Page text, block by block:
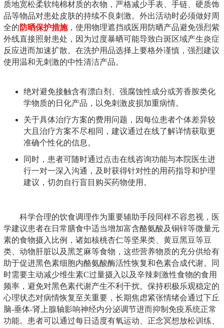
质地宽松柔软纯棉材质的衣物，严格减少手表、手链、硬质饰
品等物品对患处皮肤的持续不良刺激。外出活动时必须做好周
全的 防晒保护措施，使用物理遮挡或医用防晒产品避免强烈紫
外线直接照射患处，因为过度暴晒可能导致白斑区域产生炎症
反应进而加速扩散。在洗护用品选择上要格外谨慎，强烈建议
使用温和无刺激的中性清洁产品。
绝对避免接触含有漂白剂、强腐蚀性成分或芳香胺类化
学物质的日化产品，以免刺激皮损加重病情。
关于具体治疗方案的费用问题，因每位患者个体差异较
大且治疗方案不尽相同，建议通过在线了解详情获取更
准确个性化的信息。
同时，患者可随时通过点击在线咨询功能与本院医生进
行一对一深入沟通，及时获得针对性的用药指导和护理
建议，切勿自行盲目购买药物使用。
科学合理的饮食调理作为重要辅助手段同样不容忽视，医
学建议患者在日常膳食中适当增加富含酪氨酸及铜锌等微量元
素的食物摄入比例，诸如核桃杏仁等坚果类、黄豆黑豆等豆
类、动物肝脏以及黑芝麻等食物，这些营养物质的充分供给有
助于促进黑色素细胞内酪氨酸酶活性恢复和色素合成代谢。同
时需要主动减少维生素C过量摄入以及辛辣刺激性食物的食用
频率，避免对黑色素代谢产生不利干扰。保持积极乐观稳定的
心理状态对病情恢复至关重要，长期焦虑紧张情绪会通过下丘
脑-垂体-肾上腺轴影响神经内分泌调节进而抑制免疫系统正常
功能。患者可以通过每日适度有氧运动、正念冥想放松训练、